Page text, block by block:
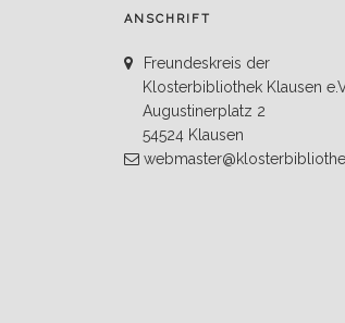
ANSCHRIFT
Freundeskreis der
Klosterbibliothek Klausen
Augustinerplatz 2
54524 Klausen